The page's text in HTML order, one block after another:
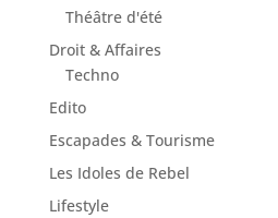
Théâtre d'été
Droit & Affaires
Techno
Edito
Escapades & Tourisme
Les Idoles de Rebel
Lifestyle